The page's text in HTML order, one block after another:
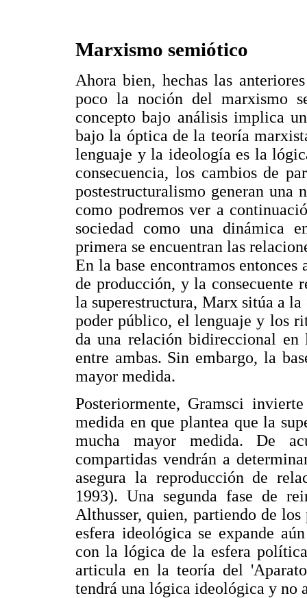
Marxismo semiótico
Ahora bien, hechas las
poco la noción del marxismo
concepto bajo análisis implica
bajo la óptica de la teoría
lenguaje y la ideología es la
consecuencia, los cambios de
postestructuralismo generan una
como podremos ver a
sociedad como una dinámica
primera se encuentran las
En la base encontramos
de producción, y la consecuente
la superestructura, Marx sitúa a
poder público, el lenguaje y los
da una relación bidireccional en
entre ambas. Sin embargo, la
mayor medida.
Posteriormente, Gramsci
medida en que plantea que la
mucha mayor medida. De
compartidas vendrán a
asegura la reproducción de
1993). Una segunda fase de
Althusser, quien, partiendo de
esfera ideológica se expande
con la lógica de la esfera
articula en la teoría del
tendrá una lógica ideológica y no